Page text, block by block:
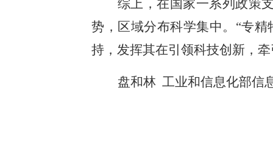
综上，在国家一系列政策
势，区域分布科学集中。“专
持，发挥其在引领科技创新，
盘和林 工业和信息化部信